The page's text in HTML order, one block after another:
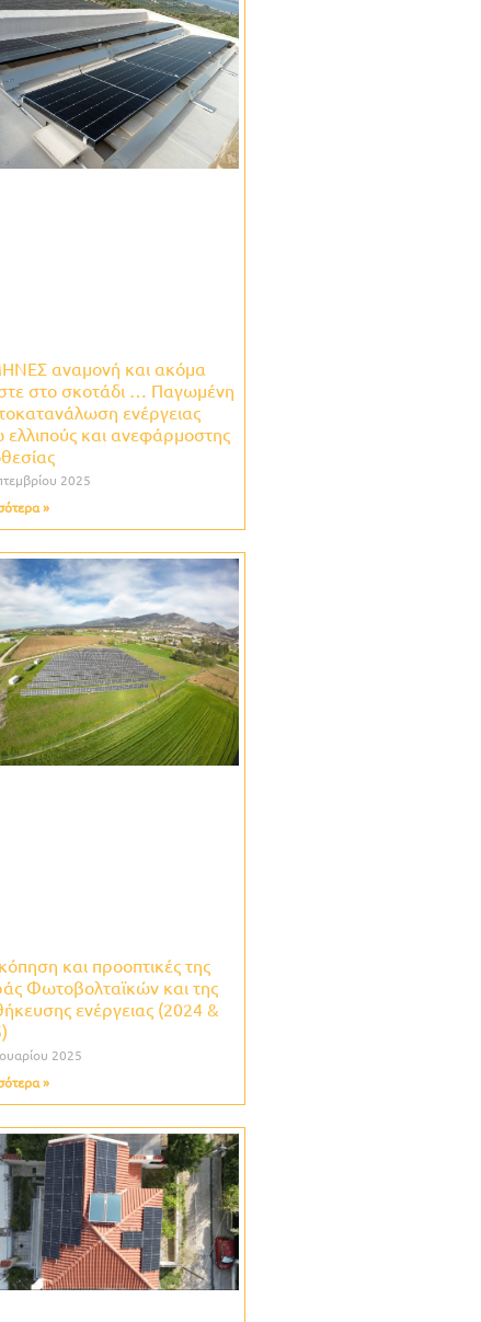
αναμονή και ακόμα
στο σκοτάδι … Παγωμένη
ενέργειας
ελλιπούς και ανεφάρμοστης
2025
»
και προοπτικές της
Φωτοβολταϊκών και της
ενέργειας (2024 &
2025
»